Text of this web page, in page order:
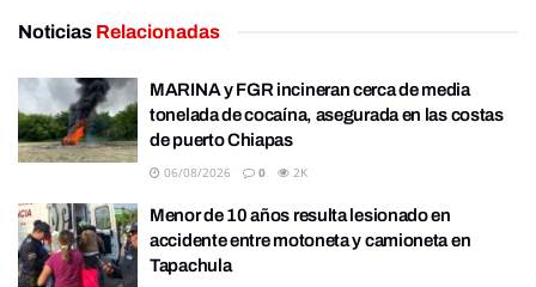
Noticias Relacionadas
MARINA y FGR incineran cerca de media
tonelada de cocaína, asegurada en las costas
de puerto Chiapas
06/08/2026 0 2K
Menor de 10 años resulta lesionado en
accidente entre motoneta y camioneta en
Tapachula